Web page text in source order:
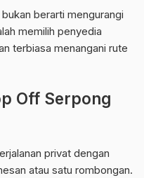
berarti mengurangi
memilih penyedia
terbiasa menangani rute
Off Serpong
privat dengan
atau satu rombongan.